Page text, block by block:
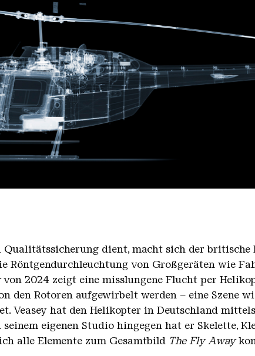
dient, macht sich der britische
Röntgendurchleuchtung von Großgeräten wie
von 2024 zeigt eine misslungene Flucht per
den Rotoren aufgewirbelt werden – eine Szene
Veasey hat den Helikopter in Deutschland
eigenen Studio hingegen hat er Skelette,
alle Elemente zum Gesamtbild The Fly Away